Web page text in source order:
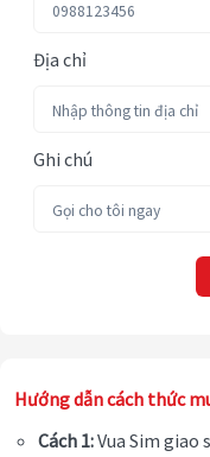
Địa chỉ
Ghi chú
Hướng dẫn cách thức
Cách 1:Vua Sim